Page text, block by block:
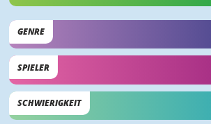
GENRE
SPIELER
SCHWIERIGKEIT